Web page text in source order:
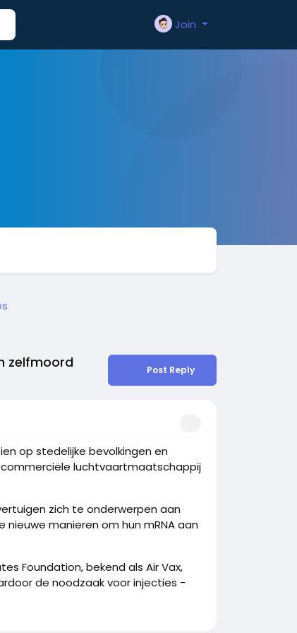
Join
Post Reply
zelfmoord
op stedelijke bevolkingen en
luchtvaartmaatschappij
zich te onderwerpen aan
manieren om hun mRNA aan
Foundation, bekend als Air Vax,
de noodzaak voor injecties -